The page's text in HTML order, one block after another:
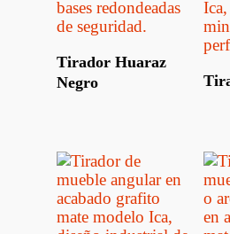
Leer Más
Tirador Huaraz
Negro